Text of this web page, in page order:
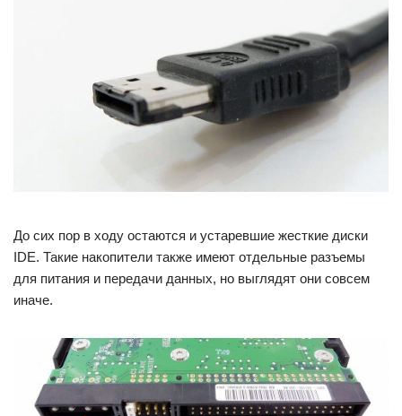
До сих пор в ходу остаются и устаревшие жесткие диски
IDE. Такие накопители также имеют отдельные разъемы
для питания и передачи данных, но выглядят они совсем
иначе.